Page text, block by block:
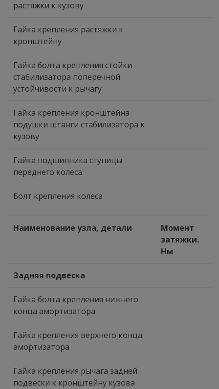
растяжки к кузову
Гайка крепления растяжки к
кронштейну
Гайка болта крепления стойки
стабилизатора поперечной
устойчивости к рычагу
Гайка крепления кронштейна
подушки штанги стабилизатора к
кузову
Гайка подшипника ступицы
переднего колеса
Болт крепления колеса
Наименование узла, детали
Момент
затяжки.
Нм
Задняя подвеска
Гайка болта крепления нижнего
конца амортизатора
Гайка крепления верхнего конца
амортизатора
Гайка крепления рычага задней
подвески к кронштейну кузова